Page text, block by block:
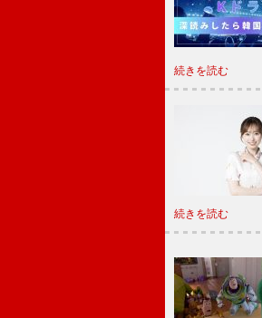
続きを読む
続きを読む